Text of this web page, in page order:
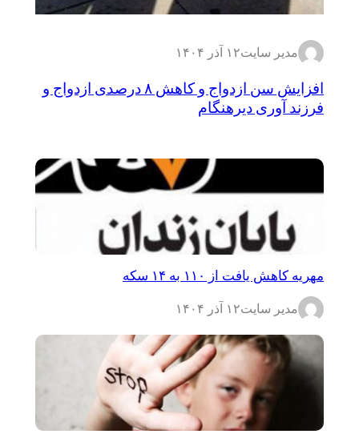
مدیر سایت۱۲ آذر ۱۴۰۴
افزایش سن ازدواج و کاهش ۸ درصدی ازدواج و
فرزند آوری دیرهنگام
مهریه کاهش یافت از ۱۱۰ به ۱۴ سکه
مدیر سایت۱۲ آذر ۱۴۰۴